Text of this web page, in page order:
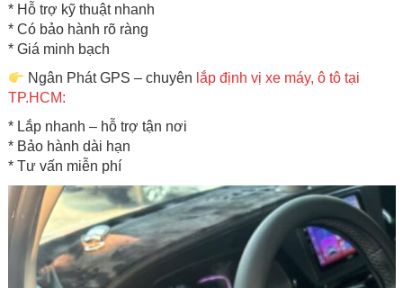
* Hỗ trợ kỹ thuật nhanh
* Có bảo hành rõ ràng
* Giá minh bạch
Ngân Phát GPS – chuyên lắp định vị xe máy, ô tô tại
TP.HCM:
* Lắp nhanh – hỗ trợ tận nơi
* Bảo hành dài hạn
* Tư vấn miễn phí